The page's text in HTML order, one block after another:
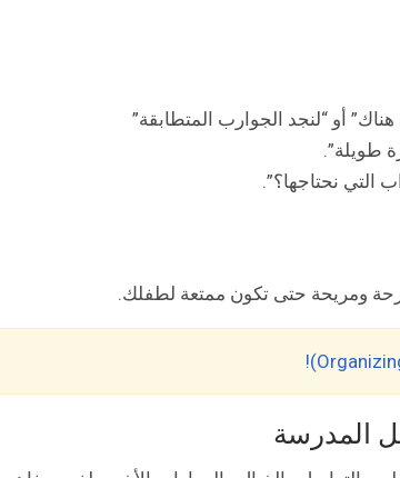
أو “لنجد الجوارب المتطابقة”
طويلة”.
التي نحتاجها؟”.
ومريحة حتى تكون ممتعة لطفلك.
المدرسة